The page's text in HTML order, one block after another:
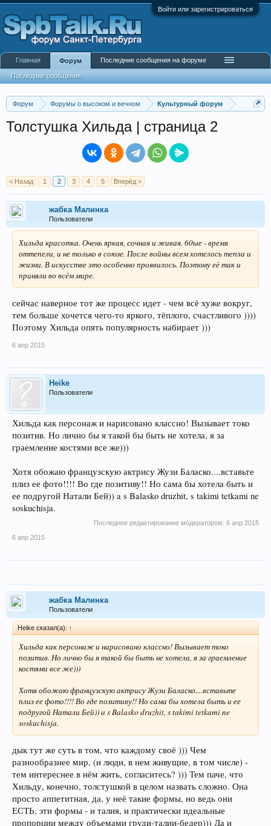
Войти или зарегистрироваться
Форум Форумы о высоком и вечном Культурный форум
Толстушка Хильда | страница 2
< Назад 1 2 3 4 5 Вперёд >
жабка Малинка
Пользователи
Хильда красотка. Очень яркая, сочная и живая. 60ые - время
оттепели, и не только в союзе. После войны всем хотелось тепла и
жизни. В искусстве это особенно проявилось. Поэтому её так и
приняли во всём мире.
сейчас наверное тот же процесс идет - чем всё хуже вокруг,
тем больше хочется чего-то яркого, тёплого, счастливого ))))
Поэтому Хильда опять популярность набирает )))
6 апр 2015
Heike
Пользователи
Хильда как персонаж и нарисовано классно! Вызывает токо
позитив. Но лично бы я такой бы быть не хотела, я за
граемление костями все же)))
Хотя обожаю французскую актрису Жузи Баласко....вставьте
плиз ее фото!!!! Во где позитиву!! Но сама бы хотела быть и
ее подругой Натали Бей)) a s Balasko druzhit, s takimi tetkami ne
soskuchisja.
Последнее редактирование модератором: 6 апр 2015
6 апр 2015
жабка Малинка
Пользователи
Heike сказал(а): ↑
Хильда как персонаж и нарисовано классно! Вызывает токо
позитив. Но лично бы я такой бы быть не хотела, я за граемление
костями все же)))
Хотя обожаю французскую актрису Жузи Баласко....вставьте
плиз ее фото!!!! Во где позитиву!! Но сама бы хотела быть и ее
подругой Натали Бей)) a s Balasko druzhit, s takimi tetkami ne
soskuchisja.
дык тут же суть в том, что каждому своё ))) Чем
разнообразнее мир, (и люди, в нем живущие, в том числе) -
тем интереснее в нём жить, согласитесь? ))) Тем паче, что
Хильду, конечно, толстушкой в целом назвать сложно. Она
просто аппетитная, да, у неё такие формы, но ведь они
ЕСТЬ, эти формы - и талия, и практически идеальные
пропорции между объемами груди-талии-бедер))) Да и
Главная Форум
Последние сообщения
Последние сообщения на форуме